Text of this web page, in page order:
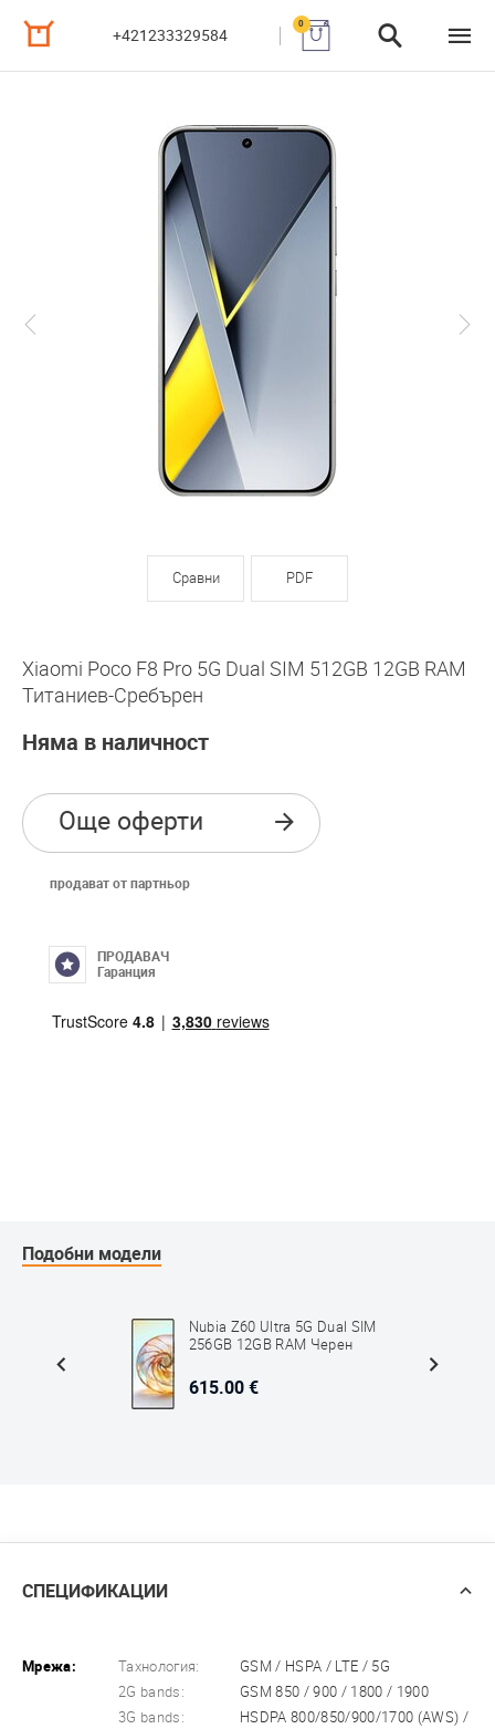
+421233329584
0
Сравни PDF
Xiaomi Poco F8 Pro 5G Dual SIM 512GB 12GB RAM
Титаниев-Сребърен
Няма в наличност
Още оферти
продават от партньор
ПРОДАВАЧ
Гаранция
Подобни модели
Nubia Z60 Ultra 5G Dual SIM
256GB 12GB RAM Черен
615.00 €
СПЕЦИФИКАЦИИ
Мрежа: Тахнология:
GSM / HSPA / LTE / 5G
2G bands:
GSM 850 / 900 / 1800 / 1900
3G bands:
HSDPA 800/850/900/1700 (AWS) /